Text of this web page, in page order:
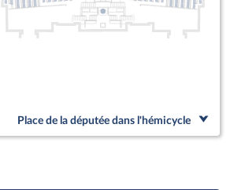
Place de la députée dans l'hémicycle